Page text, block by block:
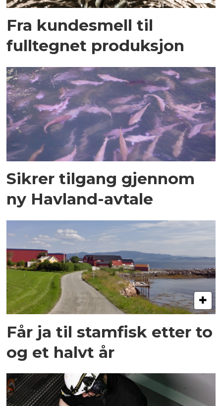
Fra kundesmell til
fulltegnet produksjon
Sikrer tilgang gjennom
ny Havland-avtale
Får ja til stamfisk etter to
og et halvt år